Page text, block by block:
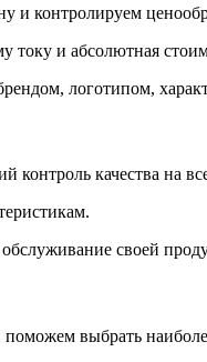
и контролируем
току и абсолютная
логотипом,
качества на
своей
выбрать